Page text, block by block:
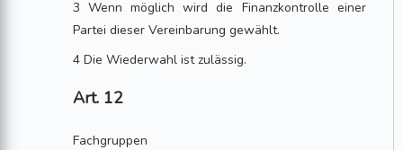
3 Wenn möglich wird die Finanzkontrolle einer
Partei dieser Vereinbarung gewählt.
4 Die Wiederwahl ist zulässig.
Art. 12
Fachgruppen